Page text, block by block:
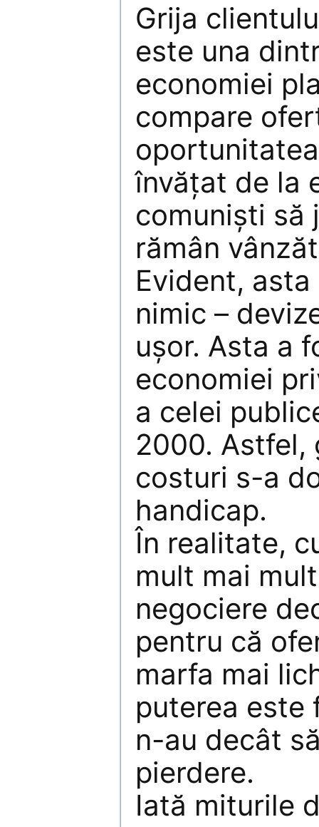
Grija
este una
economiei
compare
învăţat de la
comunişti să
rămân
Evident,
nimic –
uşor. Asta a
economiei
a celei
2000. Astfel,
costuri s-a
handicap.
În realitate,
mult mai
negociere
pentru că
marfa mai
puterea este
n-au decât
pierdere.
Iată miturile